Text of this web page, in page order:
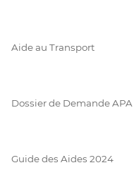
Aide au Transport
Dossier de Demande APA
Guide des Aides 2024